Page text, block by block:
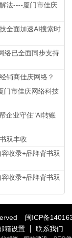
法----厦门市佳庆
全面加速AI搜索时
络已全面同步支持
销商佳庆网络？
门市佳庆网络科技
企业守住"AI转账
双丰收
收录+品牌背书双
收录+品牌背书双
闽ICP备
箱设置 联系我们